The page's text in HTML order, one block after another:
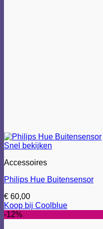
Snel bekijken
Accessoires
Philips Hue Buitensensor
€ 60,00
Koop bij Coolblue
-12%